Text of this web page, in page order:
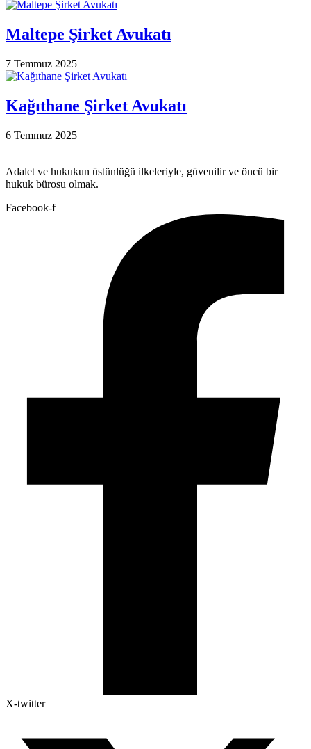
Maltepe Şirket Avukatı
7 Temmuz 2025
Kağıthane Şirket Avukatı
6 Temmuz 2025
Adalet ve hukukun üstünlüğü ilkeleriyle, güvenilir ve öncü bir
hukuk bürosu olmak.
Facebook-f
X-twitter